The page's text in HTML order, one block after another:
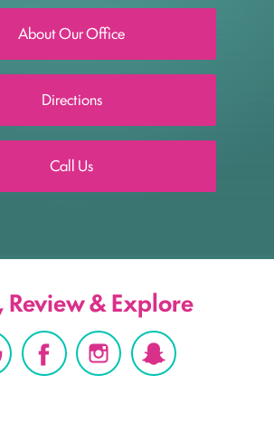
About Our Office
Directions
Call Us
Review & Explore